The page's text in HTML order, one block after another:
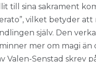
till sina sakrament
vilket betyder
själv. Den
mer om magi än
Valen-Senstad skrev